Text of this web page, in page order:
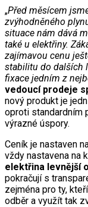
„Před měsícem
zvýhodněného
situace nám dává
také u elektřiny.
zajímavou cenu
stabilitu do dalších
fixace jedním z
vedoucí prodeje
nový produkt je
oproti standardním
výrazné úspory.
Ceník je nastaven
vždy nastavena na
elektřina levnější
pokračují s
zejména pro ty,
odběr a využít tak